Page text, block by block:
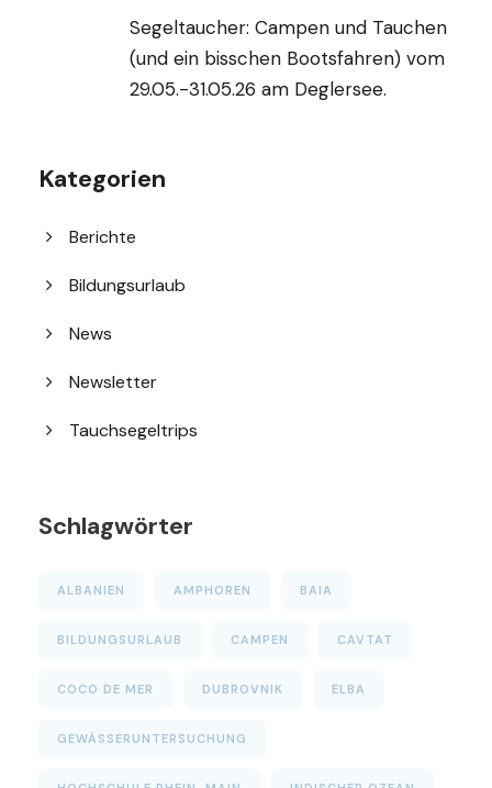
Segeltaucher: Campen und Tauchen
(und ein bisschen Bootsfahren) vom
29.05.-31.05.26 am Deglersee.
Kategorien
Berichte
Bildungsurlaub
News
Newsletter
Tauchsegeltrips
Schlagwörter
ALBANIEN AMPHOREN BAIA
BILDUNGSURLAUB CAMPEN CAVTAT
COCO DE MER DUBROVNIK ELBA
GEWÄSSERUNTERSUCHUNG